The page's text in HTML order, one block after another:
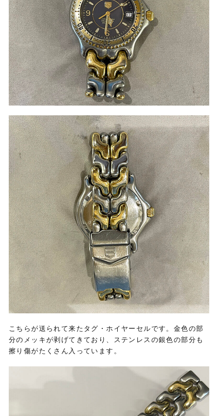
こちらが送られて来たタグ・ホイヤーセルです。金色の部
分のメッキが剥げてきており、ステンレスの銀色の部分も
擦り傷がたくさん入っています。